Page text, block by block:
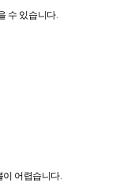
수 있습니다.
어렵습니다.